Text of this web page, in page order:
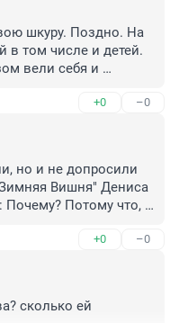
шкуру. Поздно. На
в том числе и детей.
вели себя и
Прикрывались вдруг
при старелыми
своих
производстве
А. Функ и его
смертью 110
не изворачивался
-всё же его
даже после
110 ни в чём не
+0 –0
но и не допросили
Вишня" Дениса
Почему? Потому что,
+0 –0
сколько ей